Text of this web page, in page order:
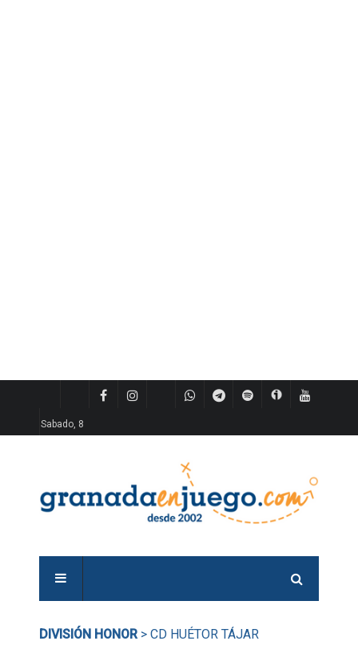
Sabado, 8
DIVISIÓN HONOR> CD HUÉTOR TÁJAR